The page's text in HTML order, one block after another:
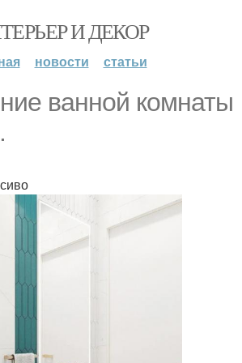
И ДЕКОР
новости статьи
ванной комнаты